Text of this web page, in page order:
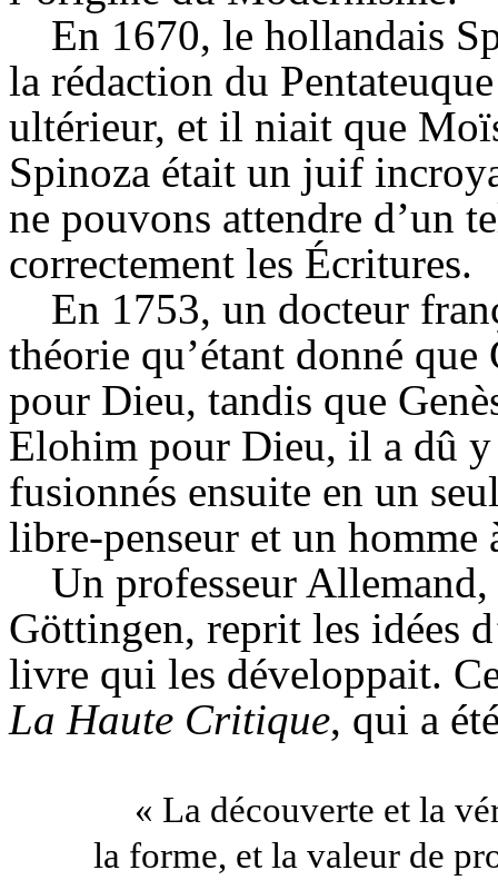
En 1670, le hollandais
la rédaction du
ultérieur, et il niait que
Spinoza était un juif
ne pouvons attendre d’un
correctement les Écritures.
En 1753, un docteur
théorie qu’étant donné
pour Dieu, tandis que
Elohim pour Dieu, il a dû
fusionnés ensuite en un
libre-penseur et un homme
Un professeur
Göttingen, reprit les idées
livre qui les développait.
La Haute Critique, qui a
« La découverte et la
la forme, et la valeur de